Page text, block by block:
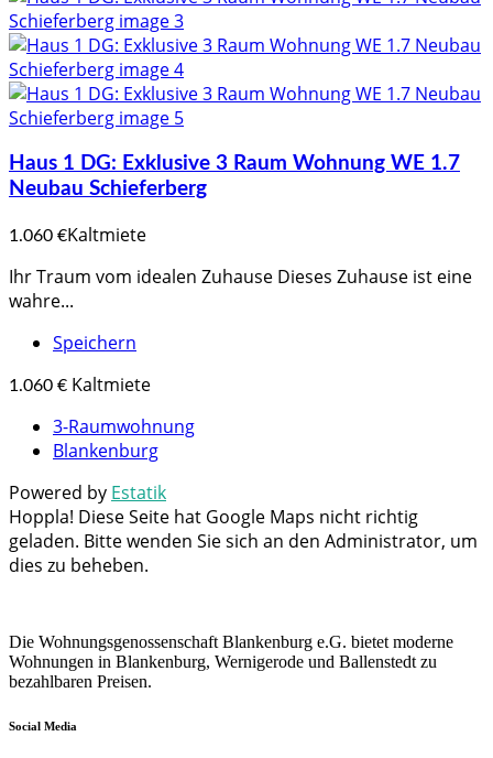
Haus 1 DG: Exklusive 3 Raum Wohnung WE 1.7
Neubau Schieferberg
1.060 €Kaltmiete
Ihr Traum vom idealen Zuhause Dieses Zuhause ist eine
wahre...
Speichern
1.060 € Kaltmiete
3-Raumwohnung
Blankenburg
Powered by Estatik
Hoppla! Diese Seite hat Google Maps nicht richtig
geladen. Bitte wenden Sie sich an den Administrator, um
dies zu beheben.
Die Wohnungsgenossenschaft Blankenburg e.G. bietet moderne
Wohnungen in Blankenburg, Wernigerode und Ballenstedt zu
bezahlbaren Preisen.
Social Media